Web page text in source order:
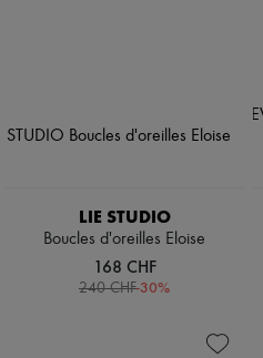
LIE STUDIO
Boucles d'oreilles Eloise
168 CHF
240 CHF-30%